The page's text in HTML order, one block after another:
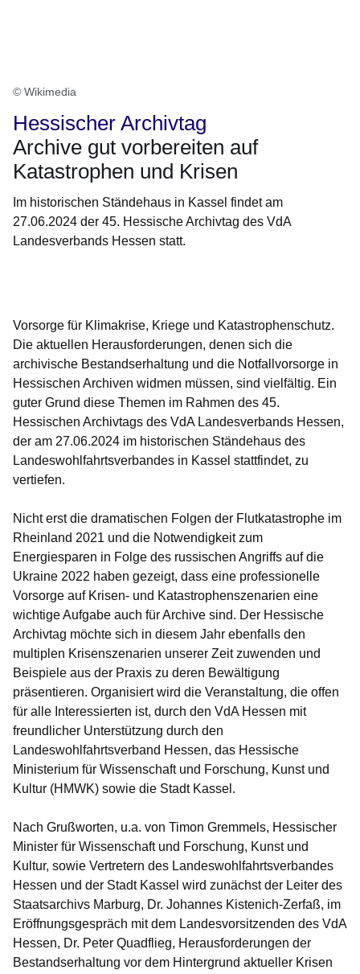
© Wikimedia
Hessischer Archivtag
Archive gut vorbereiten auf
Katastrophen und Krisen
Im historischen Ständehaus in Kassel findet am
27.06.2024 der 45. Hessische Archivtag des VdA
Landesverbands Hessen statt.
Vorsorge für Klimakrise, Kriege und Katastrophenschutz.
Die aktuellen Herausforderungen, denen sich die
archivische Bestandserhaltung und die Notfallvorsorge in
Hessischen Archiven widmen müssen, sind vielfältig. Ein
guter Grund diese Themen im Rahmen des 45.
Hessischen Archivtags des VdA Landesverbands Hessen,
der am 27.06.2024 im historischen Ständehaus des
Landeswohlfahrtsverbandes in Kassel stattfindet, zu
vertiefen.
Nicht erst die dramatischen Folgen der Flutkatastrophe im
Rheinland 2021 und die Notwendigkeit zum
Energiesparen in Folge des russischen Angriffs auf die
Ukraine 2022 haben gezeigt, dass eine professionelle
Vorsorge auf Krisen- und Katastrophenszenarien eine
wichtige Aufgabe auch für Archive sind. Der Hessische
Archivtag möchte sich in diesem Jahr ebenfalls den
multiplen Krisenszenarien unserer Zeit zuwenden und
Beispiele aus der Praxis zu deren Bewältigung
präsentieren. Organisiert wird die Veranstaltung, die offen
für alle Interessierten ist, durch den VdA Hessen mit
freundlicher Unterstützung durch den
Landeswohlfahrtsverband Hessen, das Hessische
Ministerium für Wissenschaft und Forschung, Kunst und
Kultur (HMWK) sowie die Stadt Kassel.
Nach Grußworten, u.a. von Timon Gremmels, Hessischer
Minister für Wissenschaft und Forschung, Kunst und
Kultur, sowie Vertretern des Landeswohlfahrtsverbandes
Hessen und der Stadt Kassel wird zunächst der Leiter des
Staatsarchivs Marburg, Dr. Johannes Kistenich-Zerfaß, im
Eröffnungsgespräch mit dem Landesvorsitzenden des VdA
Hessen, Dr. Peter Quadflieg, Herausforderungen der
Bestandserhaltung vor dem Hintergrund aktueller Krisen